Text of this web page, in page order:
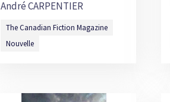
André CARPENTIER
The Canadian Fiction Magazine
Nouvelle